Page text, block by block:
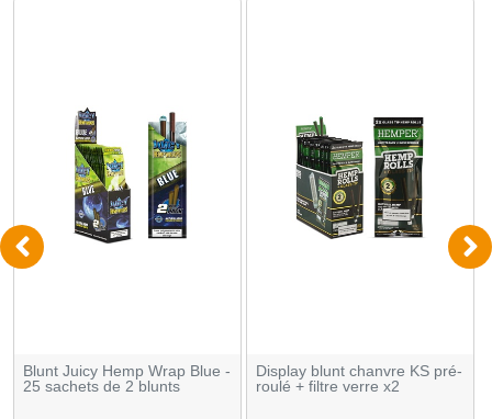
Blunt Juicy Hemp Wrap Blue -
25 sachets de 2 blunts
Display blunt chanvre KS pré-
roulé + filtre verre x2